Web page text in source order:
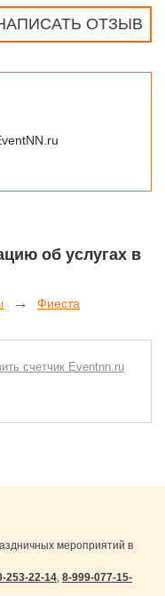
ОТЗЫВ
об услугах в
→ Фиеста
счетчик Eventnn.ru
мероприятий в
253-22-14 8-999-077-15-